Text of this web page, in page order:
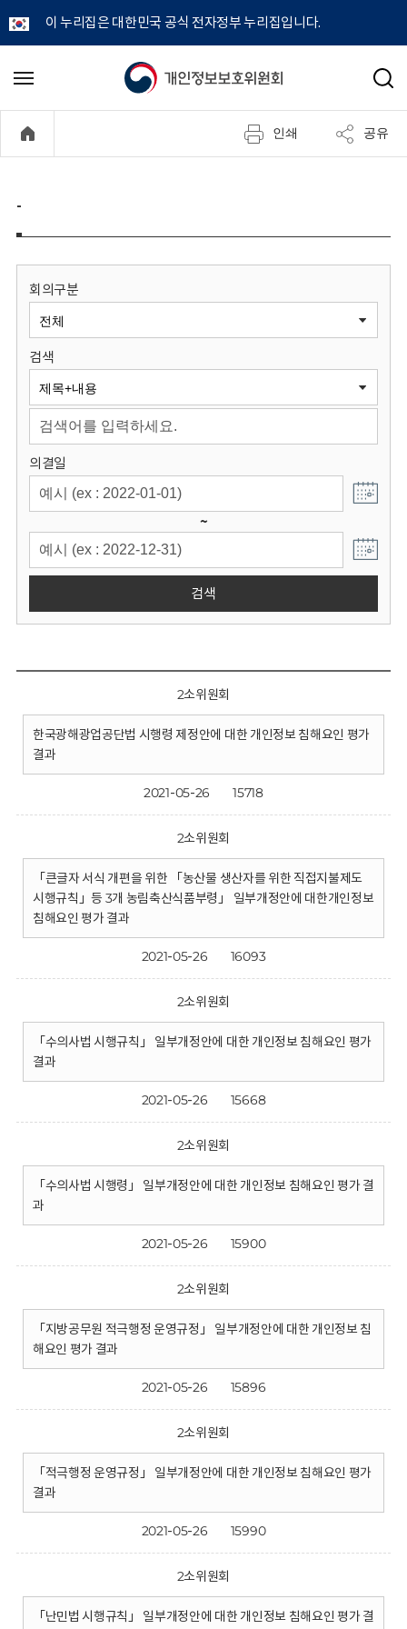
이 누리집은 대한민국 공식 전자정부 누리집입니다.
개
정
보
원
회
메
기
검
인쇄 공유
-
회의구분
검색
의결일
~
검색
2소위원회
한국광해광업공단법 시행령 제정안에 대한 개인정보 침해요인 평가
결과
2021-05-26 15718
2소위원회
「큰글자 서식 개편을 위한 「농산물 생산자를 위한 직접지불제도
시행규칙」등 3개 농림축산식품부령」 일부개정안에 대한개인정보
침해요인 평가 결과
2021-05-26 16093
2소위원회
「수의사법 시행규칙」 일부개정안에 대한 개인정보 침해요인 평가
결과
2021-05-26 15668
2소위원회
「수의사법 시행령」 일부개정안에 대한 개인정보 침해요인 평가 결
과
2021-05-26 15900
2소위원회
「지방공무원 적극행정 운영규정」 일부개정안에 대한 개인정보 침
해요인 평가 결과
2021-05-26 15896
2소위원회
「적극행정 운영규정」 일부개정안에 대한 개인정보 침해요인 평가
결과
2021-05-26 15990
2소위원회
「난민법 시행규칙」 일부개정안에 대한 개인정보 침해요인 평가 결